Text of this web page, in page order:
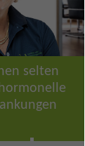
selten